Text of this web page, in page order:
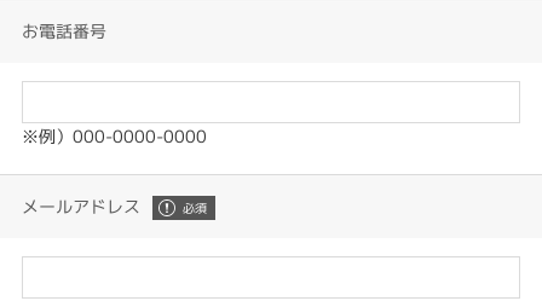
お電話番号
※例）000-0000-0000
メールアドレス